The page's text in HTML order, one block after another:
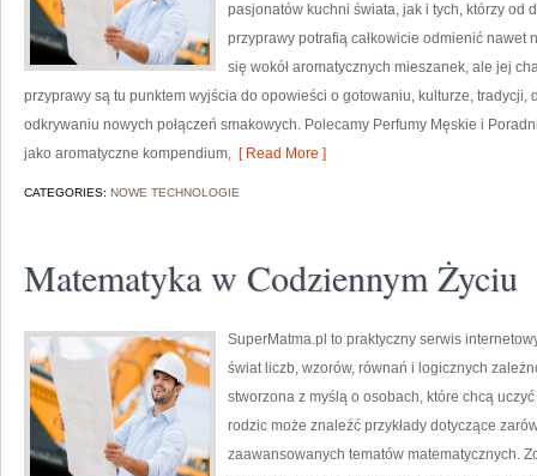
pasjonatów kuchni świata, jak i tych, którzy od
przyprawy potrafią całkowicie odmienić nawet
się wokół aromatycznych mieszanek, ale jej
przyprawy są tu punktem wyjścia do opowieści o gotowaniu, kulturze, tradycji,
odkrywaniu nowych połączeń smakowych. Polecamy Perfumy Męskie i
jako aromatyczne kompendium, [ Read More ]
CATEGORIES: NOWE TECHNOLOGIE
Matematyka w Codziennym Życiu
SuperMatma.pl to praktyczny serwis
świat liczb, wzorów, równań i logicznych
stworzona z myślą o osobach, które chcą
rodzic może znaleźć przykłady dotyczące
zaawansowanych tematów matematycznych.